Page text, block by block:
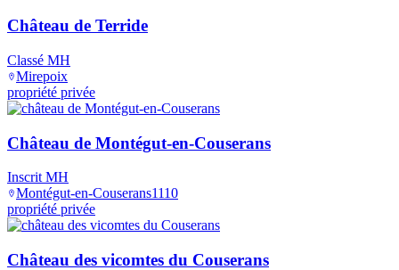
Château de Terride
Classé MH
Mirepoix
propriété privée
Château de Montégut-en-Couserans
Inscrit MH
Montégut-en-Couserans1110
propriété privée
Château des vicomtes du Couserans